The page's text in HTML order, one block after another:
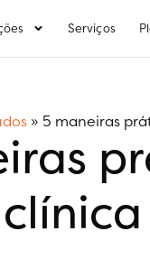
Serviços
» 5 maneiras